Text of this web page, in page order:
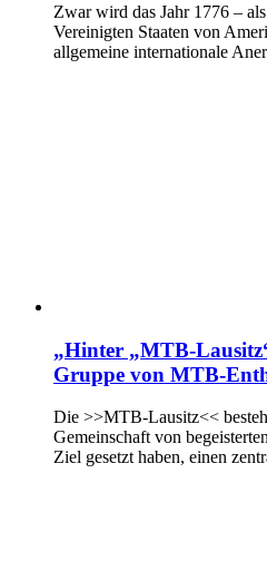
Zwar wird das Jahr 1776 –
Vereinigten Staaten von
allgemeine internationale
„Hinter „MTB-
Gruppe von MTB-
Die >>MTB-Lausitz<<
Gemeinschaft von
Ziel gesetzt haben, einen